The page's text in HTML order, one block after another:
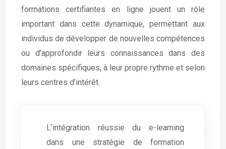
formations certifiantes en ligne jouent un rôle
important dans cette dynamique, permettant aux
individus de développer de nouvelles compétences
ou d’approfondir leurs connaissances dans des
domaines spécifiques, à leur propre rythme et selon
leurs centres d’intérêt.
L’intégration réussie du e-learning
dans une stratégie de formation